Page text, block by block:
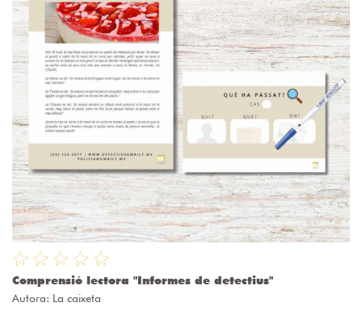
Comprensió lectora "Informes de detectius"
Autora: La caixeta